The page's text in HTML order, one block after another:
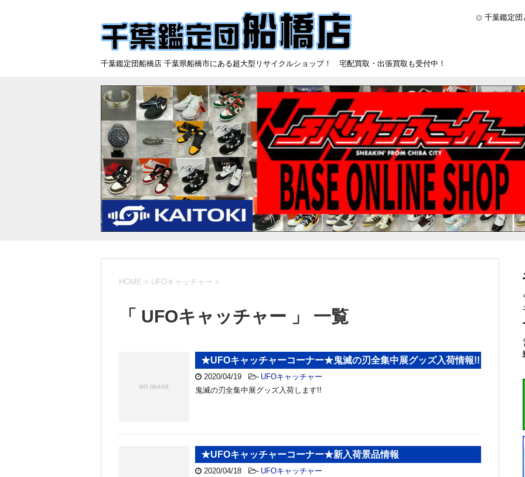
千葉鑑定団船橋店 千葉県船橋市にある超大型リサイクルショップ！ 宅配買取・出張買取も受付中！
千葉鑑定団
HOME > UFOキャッチャー >
「 UFOキャッチャー 」 一覧
★UFOキャッチャーコーナー★鬼滅の刃全集中展グッズ入荷情報!!
2020/04/19 - UFOキャッチャー
鬼滅の刃全集中展グッズ入荷します!!
★UFOキャッチャーコーナー★新入荷景品情報
2020/04/18 - UFOキャッチャー